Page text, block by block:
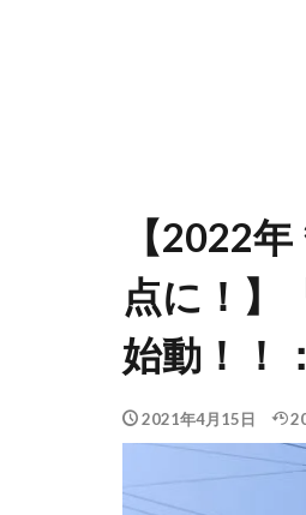
【2022
点に！】
始動！！：
2021年4月15日